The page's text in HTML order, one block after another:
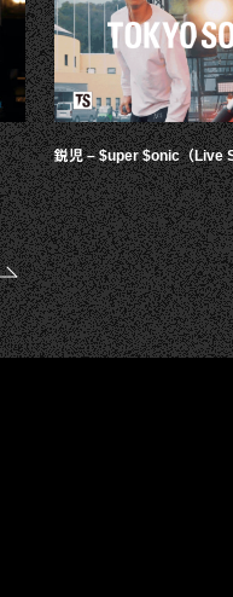
鋭児 – $uper $onic（Live